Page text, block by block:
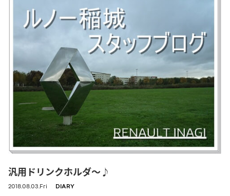
汎用ドリンクホルダ～♪
2018.08.03.Fri DIARY